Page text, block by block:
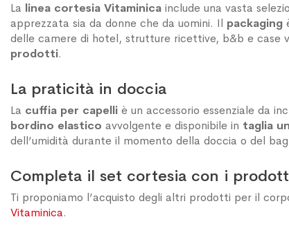
La linea cortesia Vitaminica include una vasta
apprezzata sia da donne che da uomini. Il packaging
delle camere di hotel, strutture ricettive, b&b e case
prodotti.
La praticità in doccia
La cuffia per capelli è un accessorio essenziale da
bordino elastico avvolgente e disponibile in taglia
dell’umidità durante il momento della doccia o del
Completa il set cortesia con i
Ti proponiamo l’acquisto degli altri prodotti per il
Vitaminica.